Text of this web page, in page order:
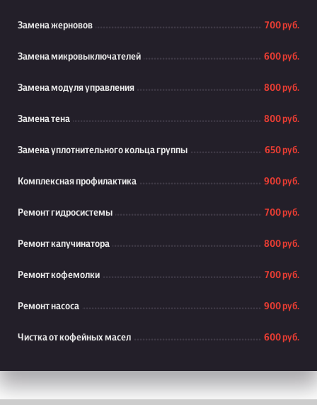
Замена жерновов 700 руб.
Замена микровыключателей 600 руб.
Замена модуля управления 800 руб.
Замена тена 800 руб.
Замена уплотнительного кольца группы 650 руб.
Комплексная профилактика 900 руб.
Ремонт гидросистемы 700 руб.
Ремонт капучинатора 800 руб.
Ремонт кофемолки 700 руб.
Ремонт насоса 900 руб.
Чистка от кофейных масел 600 руб.